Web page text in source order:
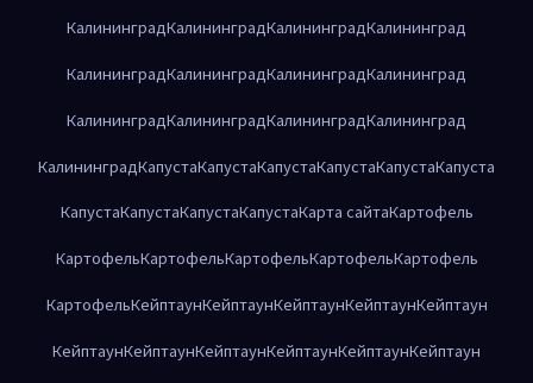
КалининградКалининградКалининградКалининград
КалининградКалининградКалининградКалининград
КалининградКалининградКалининградКалининград
КалининградКапустаКапустаКапустаКапустаКапустаКапуста
КапустаКапустаКапустаКапустаКарта сайтаКартофель
КартофельКартофельКартофельКартофельКартофель
КартофельКейптаунКейптаунКейптаунКейптаунКейптаун
КейптаунКейптаунКейптаунКейптаунКейптаунКейптаун